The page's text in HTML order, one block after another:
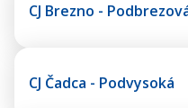
CJ Brezno -
CJ Čadca - Podvysoká